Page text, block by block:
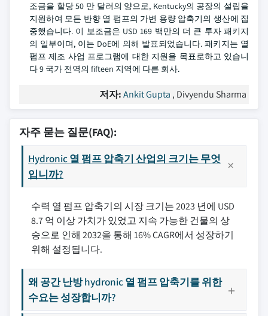
조금을 할당 50 만 달러의 양으로, Kentucky의 공장의 설립을
지원하여 모든 반향 열 펌프의 가변 용량 압축기의 생산에 집
중했습니다. 이 보조금은 USD 169 백만의 더 큰 투자 패키지
의 일부이며, 이는 DoE에 의해 발표되었습니다. 패키지는 열
펌프 제조 사업 프로그램에 대한 지원을 목표로하고 있습니
다 9 국가 전역의 fifteen 지역에 다른 회사.
저자:Ankit Gupta , Divyendu Sharma
자주 묻는 질문(FAQ):
Hydronic 열 펌프 압축기 산업의 크기는 무엇
입니까?
수력 열 펌프 압축기의 시장 크기는 2023 년에 USD
8.7 억 이상 가치가 있었고 지속 가능한 건물의 상
승으로 인해 2032을 통해 16% CAGR에서 성장하기
위해 설정됩니다.
왜 공간 난방 hydronic 열 펌프 압축기를 위한
수요는 성장합니까?